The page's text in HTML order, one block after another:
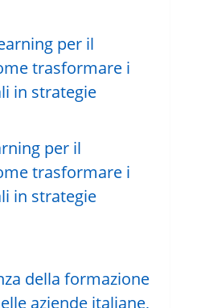
per il
trasformare i
in strategie